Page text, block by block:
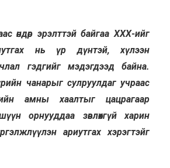
өндөр эрэлттэй байгаа ХХХ-ийг
нь үр дүнтэй, хүлээн
гэдгийг мэдэгдээд байна.
чанарыг сулруулдаг учраас
амны хаалтыг цацрагаар
орнууддаа зөвлөхгүй харин
ариутгах хэрэгтэйг